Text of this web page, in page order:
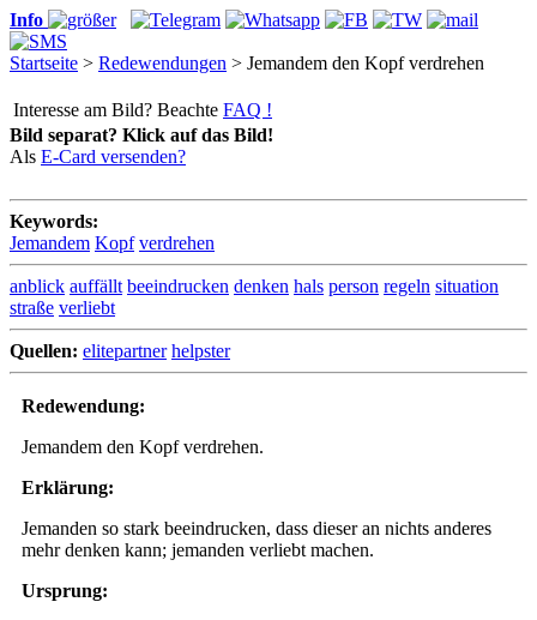
Info
Startseite > Redewendungen > Jemandem den Kopf verdrehen
Interesse am Bild? Beachte FAQ !
Bild separat? Klick auf das Bild!
Als E-Card versenden?
Keywords:
Jemandem Kopf verdrehen
anblick auffällt beeindrucken denken hals person regeln situation
straße verliebt
Quellen: elitepartner helpster
Redewendung:
Jemandem den Kopf verdrehen.
Erklärung:
Jemanden so stark beeindrucken, dass dieser an nichts anderes
mehr denken kann; jemanden verliebt machen.
Ursprung: